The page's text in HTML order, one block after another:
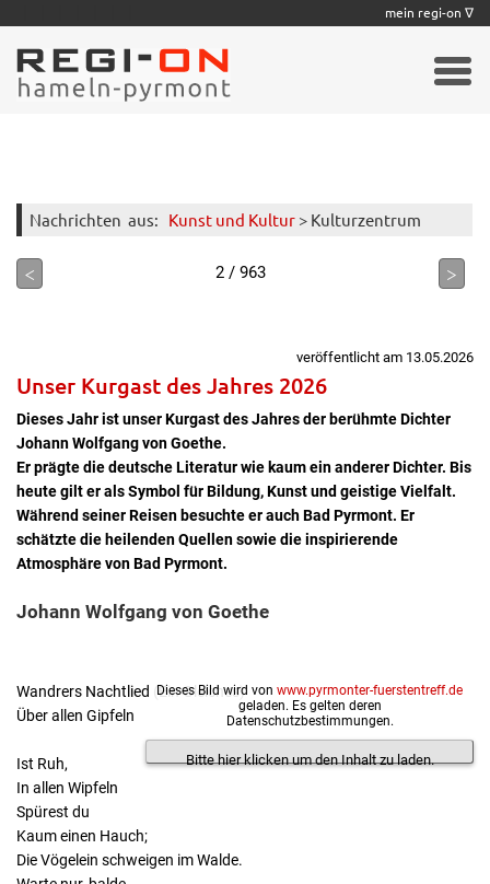
Nachrichten aus: Kunst und Kultur > Kulturzentrum
< 2 / 963 >
veröffentlicht am 13.05.2026
Unser Kurgast des Jahres 2026
Dieses Jahr ist unser Kurgast des Jahres der berühmte Dichter
Johann Wolfgang von Goethe.
Er prägte die deutsche Literatur wie kaum ein anderer Dichter. Bis
heute gilt er als Symbol für Bildung, Kunst und geistige Vielfalt.
Während seiner Reisen besuchte er auch Bad Pyrmont. Er
schätzte die heilenden Quellen sowie die inspirierende
Atmosphäre von Bad Pyrmont.
Johann Wolfgang von Goethe
Wandrers Nachtlied (Ein Gleiches)
Über allen Gipfeln
Bitte hier klicken um den Inhalt zu laden.
Dieses Bild wird von www.pyrmonter-fuerstentreff.de
geladen. Es gelten deren
Datenschutzbestimmungen.
Johann Wolfgang v. Goethe
Ist Ruh,
In allen Wipfeln
Spürest du
Kaum einen Hauch;
Die Vögelein schweigen im Walde.
mein regi-on ∇